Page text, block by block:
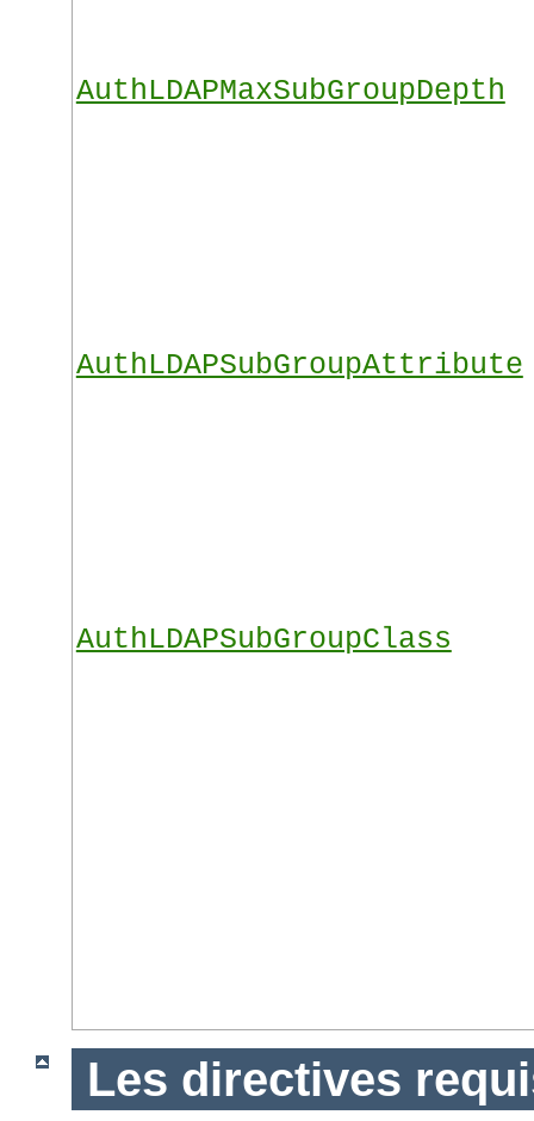
AuthLDAPMaxSubGroupDepth
AuthLDAPSubGroupAttribute
AuthLDAPSubGroupClass
Les directives